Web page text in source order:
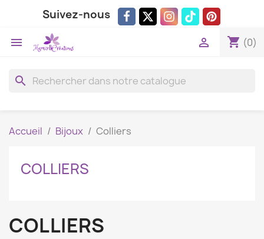
Suivez-nous
 shopping_cart (0)

search
Accueil Bijoux Colliers
COLLIERS
COLLIERS